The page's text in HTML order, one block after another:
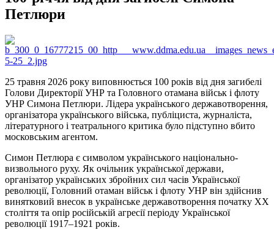
Петлюри
25 травня 2026 року виповнюється 100 років від дня загибелі
Голови Директорії УНР та Головного отамана військ і флоту
УНР Симона Петлюри. Лідера українського державотворення,
організатора українського війська, публіциста, журналіста,
літературного і театрального критика було підступно вбито
московським агентом.
Симон Петлюра є символом українського національно-
визвольного руху. Як очільник української держави,
організатор українських збройних сил часів Української
революції, Головний отаман військ і флоту УНР він здійснив
винятковий внесок в українське державотворення початку XX
століття та опір російській агресії періоду Української
революції 1917–1921 років.